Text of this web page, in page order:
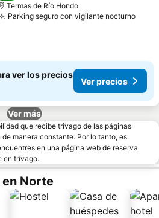
Termas de Río Hondo
Parking seguro con vigilante nocturnoVer
ver los precios
Ver precios
Ver más
que recibe trivago de las páginas
manera constante. Por lo tanto, es
en una página web de reserva
en trivago.
Norte